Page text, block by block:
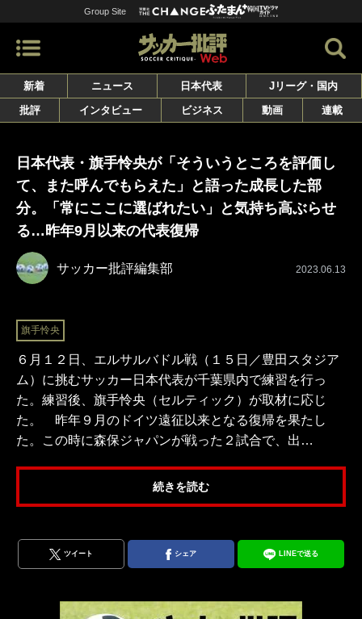
Group Site
新着 ニュース 日本代表
Jリーグ・国内
批評
インタビュー ビジネス 動画 連載
日本代表・旗手怜央が「そういうところを評価し
て、また呼んでもらえた」と語った成長した部
分。「常にここに選ばれたい」と気持ち高ぶらせ
る…昨年9月以来の代表復帰
サッカー批評編集部 2023.06.13
旗手怜央
６月１２日、エルサルバドル戦（１５日／豊田スタジア
ム）に挑むサッカー日本代表が千葉県内で練習を行っ
た。練習後、旗手怜央（セルティック）が取材に応じ
た。 昨年９月のドイツ遠征以来となる復帰を果たし
た。この時に森保ジャパンが戦った２試合で、出…
続きを読む
ツイート シェア LINEで送る